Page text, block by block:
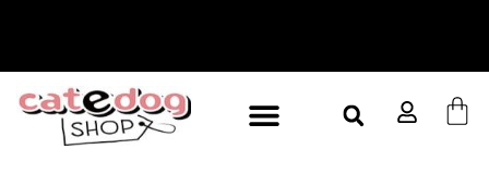
-10% à partir de 60€ d'achat